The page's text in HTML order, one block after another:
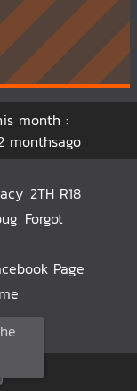
month :
monthsago
2TH R18
Forgot
Page